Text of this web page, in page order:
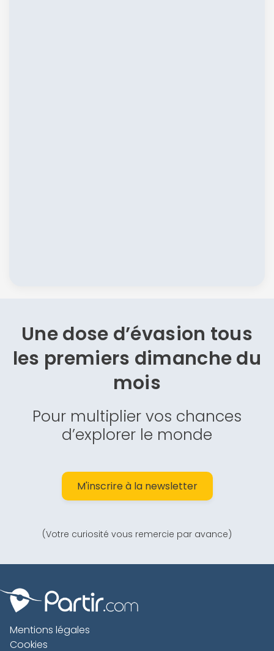
Une dose d’évasion tous
les premiers dimanche du
mois
Pour multiplier vos chances
d’explorer le monde
M'inscrire à la newsletter
(Votre curiosité vous remercie par avance)
Mentions légales
Cookies